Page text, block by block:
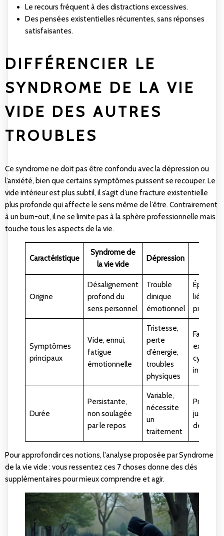
Le recours fréquent à des distractions excessives.
Des pensées existentielles récurrentes, sans réponses
satisfaisantes.
DIFFÉRENCIER LE
SYNDROME DE LA VIE
VIDE DES AUTRES
TROUBLES
Ce syndrome ne doit pas être confondu avec la dépression ou
l’anxiété, bien que certains symptômes puissent se recouper. Le
vide intérieur est plus subtil, il s’agit d’une fracture existentielle
plus profonde qui affecte le sens même de l’être. Contrairement
à un burn-out, il ne se limite pas à la sphère professionnelle mais
touche tous les aspects de la vie.
Caractéristique
Syndrome de
la vie vide
Dépression
Origine
Désalignement
profond du
sens personnel
Trouble
clinique
émotionnel
lié au
Symptômes
principaux
Vide, ennui,
fatigue
émotionnelle
Tristesse,
perte
d’énergie,
troubles
physiques
Fatigue
extrême,
cynisme,
Durée
Persistante,
non soulagée
par le repos
Variable,
nécessite
un
traitement
jusqu’à
de
Pour approfondir ces notions, l'analyse proposée parSyndrome
de la vie vide : vous ressentez ces 7 choses donne des clés
supplémentaires pour mieux comprendre et agir.